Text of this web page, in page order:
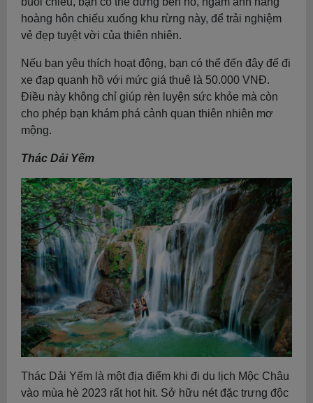
hoàng hôn chiếu xuống khu rừng này, để trải nghiệm
vẻ đẹp tuyệt vời của thiên nhiên.
Nếu bạn yêu thích hoạt động, bạn có thể đến đây để đi
xe đạp quanh hồ với mức giá thuê là 50.000 VNĐ.
Điều này không chỉ giúp rèn luyện sức khỏe mà còn
cho phép bạn khám phá cảnh quan thiên nhiên mơ
mộng.
Thác Dải Yếm
Thác Dải Yếm là một địa điểm khi đi du lịch Mộc Châu
vào mùa hè 2023 rất hot hit. Sở hữu nét đặc trưng độc